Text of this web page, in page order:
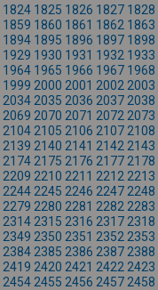
1824 1825 1826 1827 1828
1859 1860 1861 1862 1863
1894 1895 1896 1897 1898
1929 1930 1931 1932 1933
1964 1965 1966 1967 1968
1999 2000 2001 2002 2003
2034 2035 2036 2037 2038
2069 2070 2071 2072 2073
2104 2105 2106 2107 2108
2139 2140 2141 2142 2143
2174 2175 2176 2177 2178
2209 2210 2211 2212 2213
2244 2245 2246 2247 2248
2279 2280 2281 2282 2283
2314 2315 2316 2317 2318
2349 2350 2351 2352 2353
2384 2385 2386 2387 2388
2419 2420 2421 2422 2423
2454 2455 2456 2457 2458